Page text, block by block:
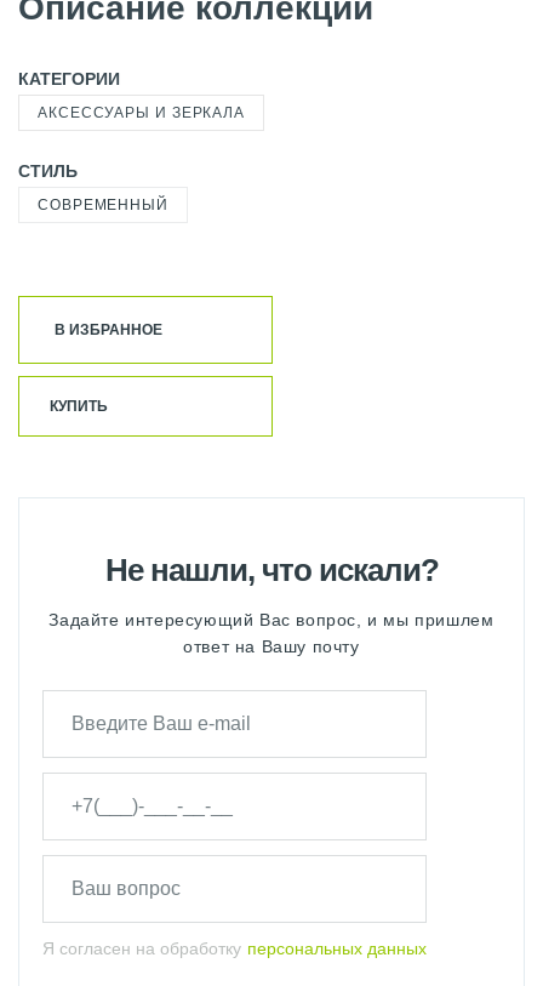
Описание коллекции
КАТЕГОРИИ
АКСЕССУАРЫ И ЗЕРКАЛА
СТИЛЬ
СОВРЕМЕННЫЙ
В ИЗБРАННОЕ
КУПИТЬ
Не нашли, что искали?
Задайте интересующий Вас вопрос, и мы пришлем
ответ на Вашу почту
Я согласен на обработку персональных данных